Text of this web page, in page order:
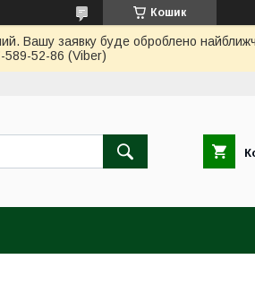
Кошик
Вашу заявку буде оброблено
589-52-86 (Viber)